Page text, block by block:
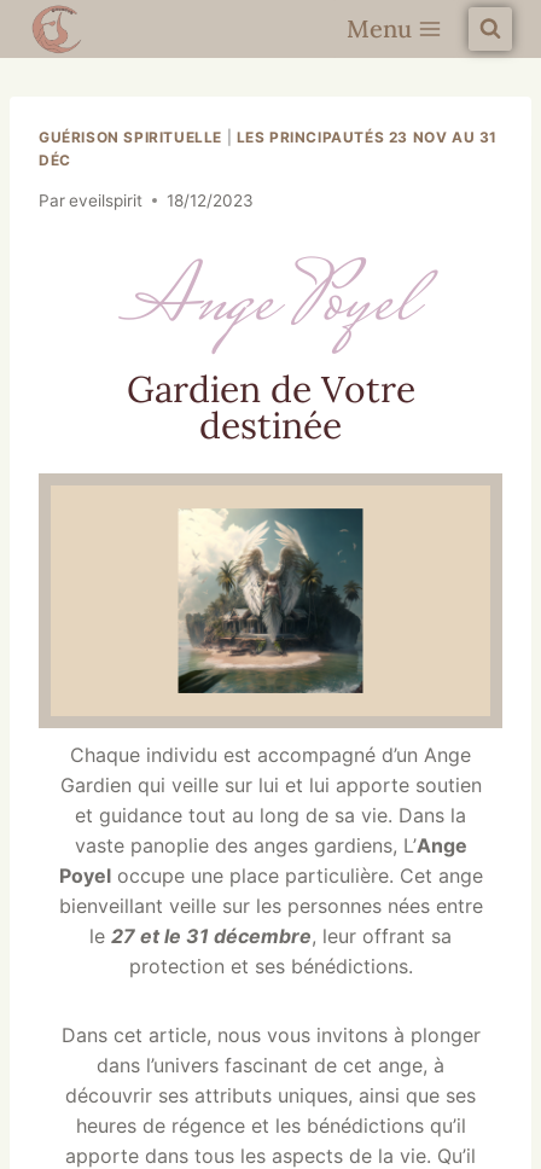
Menu
GUÉRISON SPIRITUELLE
LES PRINCIPAUTÉS 23 NOV AU 31
DÉC
Pareveilspirit 18/12/2023
Ange Poyel
Gardien de Votre
destinée
Chaque individu est accompagné d’un Ange
Gardien qui veille sur lui et lui apporte soutien
et guidance tout au long de sa vie. Dans la
vaste panoplie des anges gardiens, L’Ange
Poyeloccupe une place particulière. Cet ange
bienveillant veille sur les personnes nées entre
le 27 et le 31 décembre, leur offrant sa
protection et ses bénédictions.
Dans cet article, nous vous invitons à plonger
dans l’univers fascinant de cet ange, à
découvrir ses attributs uniques, ainsi que ses
heures de régence et les bénédictions qu’il
apporte dans tous les aspects de la vie. Qu’il